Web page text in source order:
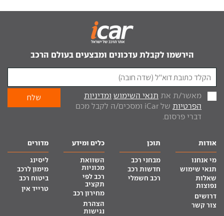
הירשמו לקבלת עדכונים ומבצעים בעולם הרכב
מאשר/ת את תנאי השימוש ומדיניות
הפרטיות
של iCar ומסכים/ה לקבל מכם
דברי פרסום.
אודות
מי אנחנו
תנאי שימוש
שאלות
נפוצות
דרושים
צור קשר
תוכן
מבחני רכב
חדשות רכב
רכב חשמלי
כלים ומידע
השוואת
מכוניות
רכב לפי
תקציב
מחירון רכב
הצהרת
נגישות
מדורים
ליסינג
מימון לרכב
ביטוח רכב
טרייד אין